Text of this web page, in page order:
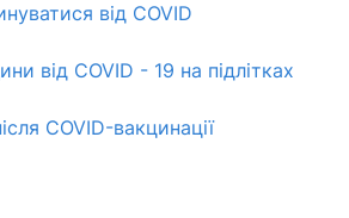
від COVID
від COVID - 19 на підлітках
COVID-вакцинації